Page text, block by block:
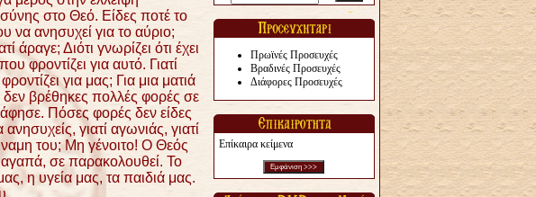
στο Θεό. Είδες ποτέ το
να ανησυχεί για το αύριο;
άραγε; Διότι γνωρίζει ότι έχει
φροντίζει για αυτό. Γιατί
για μας; Για μια ματιά
βρέθηκες πολλές φορές σε
Πόσες φορές δεν είδες
γιατί αγωνιάς, γιατί
του; Μη γένοιτο! Ο Θεός
αγαπά, σε παρακολουθεί. Το
η υγεία μας, τα παιδιά μας.
Πρωϊνές Προσευχές
Βραδινές Προσευχές
Διάφορες Προσευχές
Επίκαιρα κείμενα